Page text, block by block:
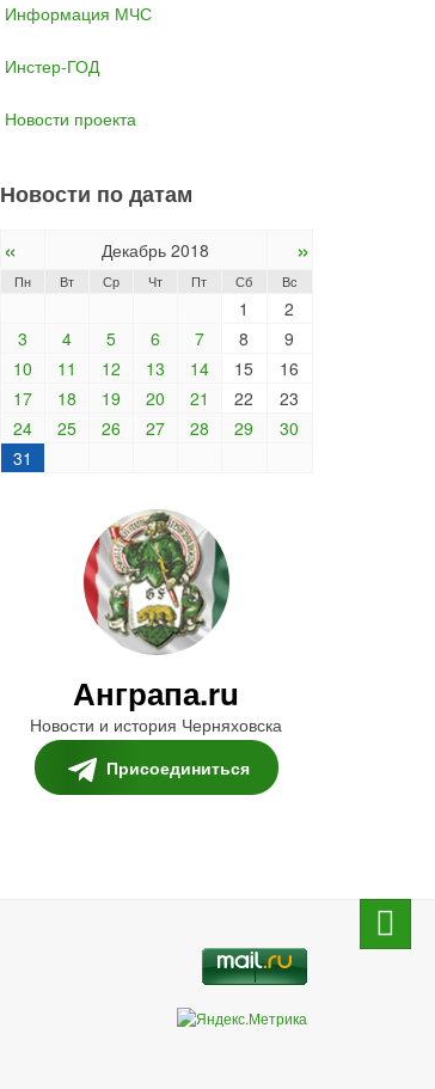
Информация МЧС
Инстер-ГОД
Новости проекта
Новости по датам
« Декабрь 2018 »
Пн Вт Ср Чт Пт Сб Вс
1
2
3
4 5 6 7 8
9
10
11 12 13 14 15
16
17
18 19 20 21 22
23
24
25 26 27 28 29
30
31
Анграпа.ru
Новости и история Черняховска
Присоединиться